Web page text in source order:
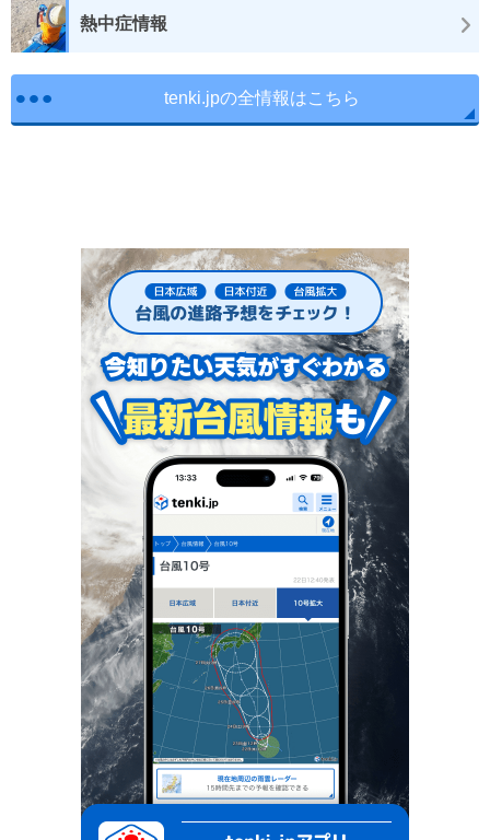
熱中症情報
tenki.jpの全情報はこちら